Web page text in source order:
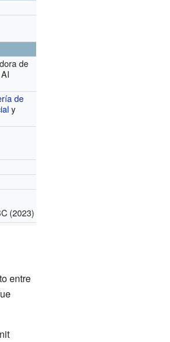
de
de
y
(2023)
entre